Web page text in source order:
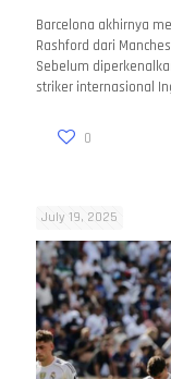
Barcelona akhirnya
Rashford dari
Sebelum
striker internasional
0
July 19, 2025